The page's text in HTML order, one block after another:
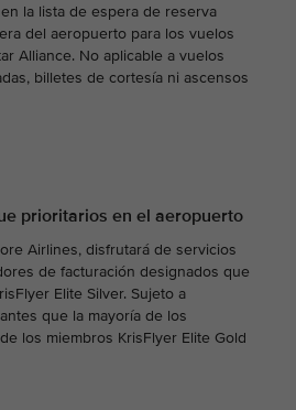
la lista de espera de reserva
del aeropuerto para los vuelos
Alliance. No aplicable a vuelos
billetes de cortesía ni ascensos
prioritarios en el aeropuerto
Airlines, disfrutará de servicios
de facturación designados que
Elite Silver. Sujeto a
que la mayoría de los
los miembros KrisFlyer Elite Gold